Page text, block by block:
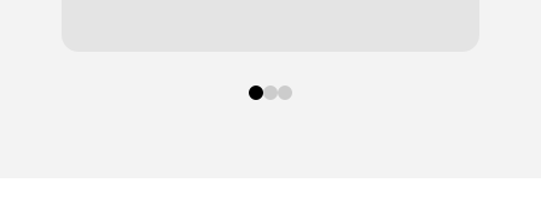
0 1 2